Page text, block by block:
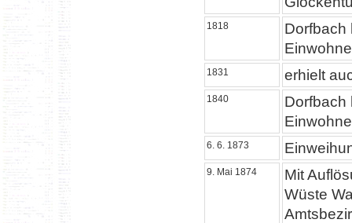
1818
Dorfbach
1831 erhielt
1840
Dorfbach
6. 6. 1873
9. Mai 1874
Mit
Wüste